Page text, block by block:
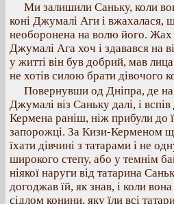
Ми залишили Саньку, коли
коні Джумалі Аги і вжахалася,
необоронена на волю його. Жах
Джумалі Ага хоч і здавався на
у житті він був добрий, мав
не хотів силою брати дівочого
Повернувши од Дніпра, де
Джумалі віз Саньку далі, і
Кермена раніш, ніж прибули до
запорожці. За Кизи-Керменом
їхати дівчині з татарами і не
широкого степу, або у темнім
ніякої наруги від татарина
догоджав їй, як знав, і коли
сідлом конини, яку їли всі